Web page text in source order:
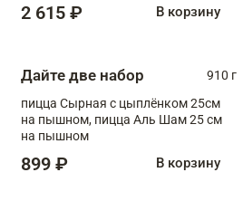
2 615 ₽ В корзину
Дайте две набор
910 г
пицца Сырная с цыплёнком 25см
на пышном, пицца Аль Шам 25 см
на пышном
899 ₽ В корзину